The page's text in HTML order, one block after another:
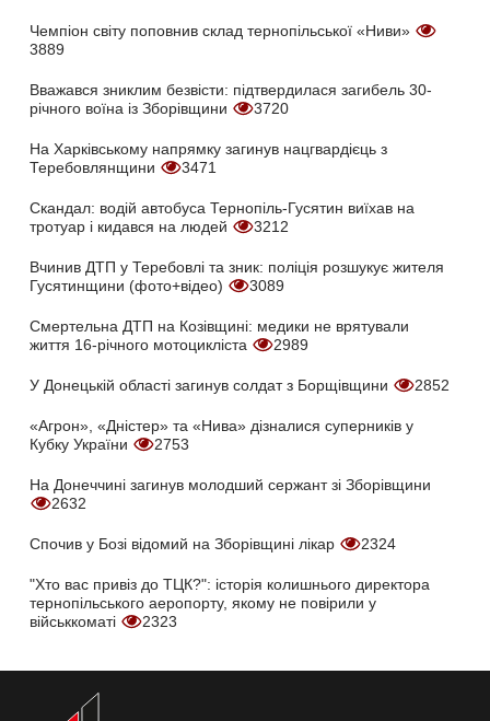
Чемпіон світу поповнив склад тернопільської «Ниви»
3889
Вважався зниклим безвісти: підтвердилася загибель 30-
річного воїна із Зборівщини
3720
На Харківському напрямку загинув нацгвардієць з
Теребовлянщини
3471
Скандал: водій автобуса Тернопіль-Гусятин виїхав на
тротуар і кидався на людей
3212
Вчинив ДТП у Теребовлі та зник: поліція розшукує жителя
Гусятинщини (фото+відео)
3089
Смертельна ДТП на Козівщині: медики не врятували
життя 16-річного мотоцикліста
2989
У Донецькій області загинув солдат з Борщівщини 2852
«Агрон», «Дністер» та «Нива» дізналися суперників у
Кубку України
2753
На Донеччині загинув молодший сержант зі Зборівщини
2632
Спочив у Бозі відомий на Зборівщині лікар 2324
"Хто вас привіз до ТЦК?": історія колишнього директора
тернопільського аеропорту, якому не повірили у
військкоматі
2323